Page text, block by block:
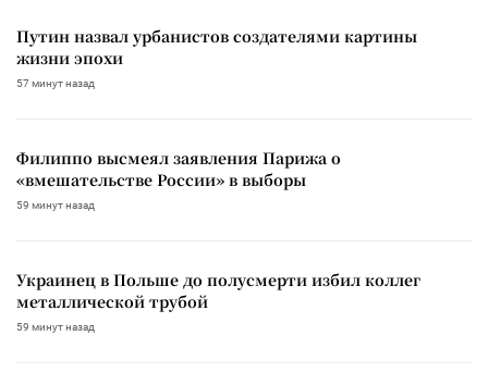
Путин назвал урбанистов создателями картины
жизни эпохи
57 минут назад
Филиппо высмеял заявления Парижа о
«вмешательстве России» в выборы
59 минут назад
Украинец в Польше до полусмерти избил коллег
металлической трубой
59 минут назад